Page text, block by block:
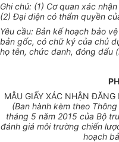
Ghi chú: (1) Cơ quan xác
(2) Đại diện có thẩm quyền
Yêu cầu: Bản kế hoạch bảo
bản gốc, có chữ ký của chủ
họ tên, chức danh, đóng dấu
MẪU GIẤY XÁC NHẬN
(Ban hành kèm theo
tháng 5 năm 2015 của Bộ
đánh giá môi trường chiến
hoạch